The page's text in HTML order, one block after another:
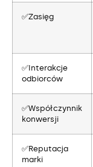
✅Zasięg
✅Interakcje
odbiorców
✅Współczynnik
konwersji
✅Reputacja
marki